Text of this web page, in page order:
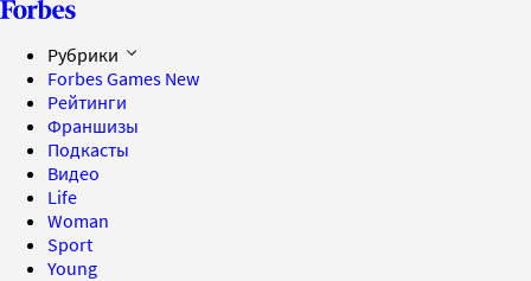
Рубрики
Forbes Games New
Рейтинги
Франшизы
Подкасты
Видео
Life
Woman
Sport
Young